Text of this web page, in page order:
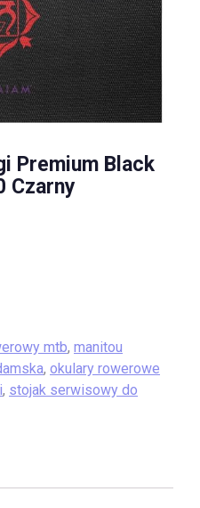
Premium Black
Czarny
mtb, manitou
, okulary rowerowe
, stojak serwisowy do